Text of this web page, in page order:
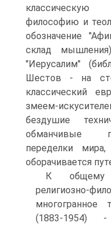
философию и
обозначение
склад
"Иерусалим"
Шестов - на
классический
змеем-
бездушие
обманчивые
переделки
оборачивается
К общему
религиозно-
(1883-1954)